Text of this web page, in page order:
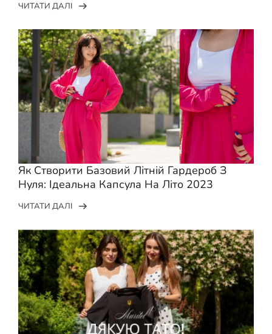
ЧИТАТИ ДАЛІ
Як Створити Базовий Літній Гардероб З
Нуля: Ідеальна Капсула На Літо 2023
ЧИТАТИ ДАЛІ